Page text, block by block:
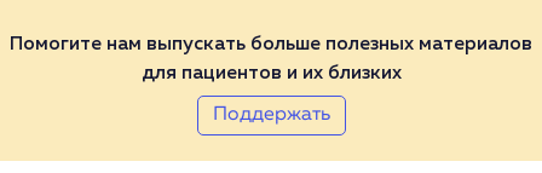
Помогите нам выпускать больше полезных материалов
для пациентов и их близких
Поддержать